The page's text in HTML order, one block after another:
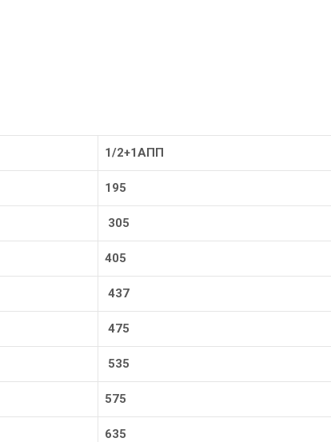
1/2+1АПП
195
305
405
437
475
535
575
635